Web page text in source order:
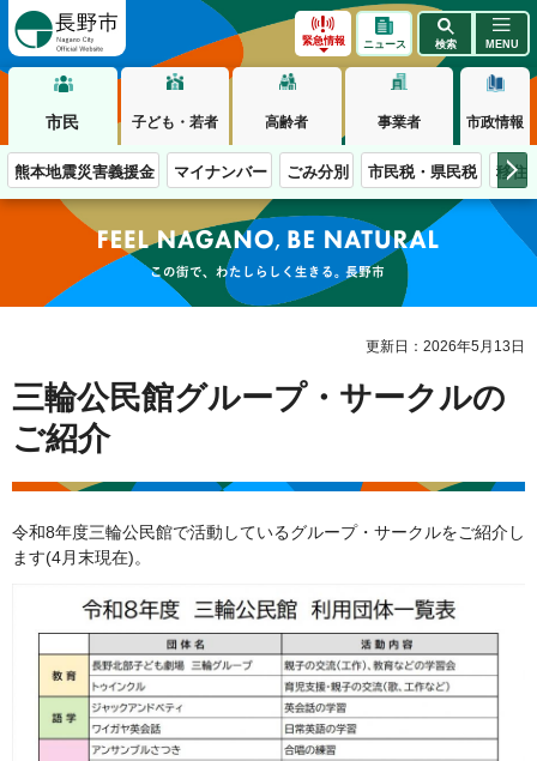
緊急情報 ニュース 検索 MENU
市民 子ども・若者 高齢者 事業者 市政情報
熊本地震災害義援金 マイナンバー ごみ分別 市民税・県民税 移住
この街で、わたしらしく生きる。長野市
更新日：2026年5月13日
三輪公民館グループ・サークルの
ご紹介
令和8年度三輪公民館で活動しているグループ・サークルをご紹介し
ます(4月末現在)。